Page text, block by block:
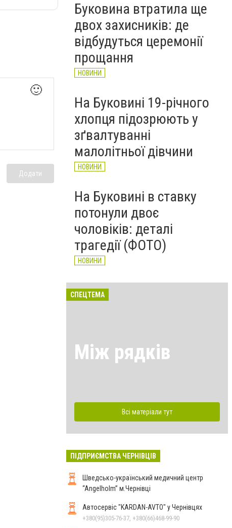
🙂
Додати
Буковина втратила ще
двох захисників: де
відбудуться церемонії
прощання
НОВИНИ
На Буковині 19-річного
хлопця підозрюють у
зґвалтуванні
малолітньої дівчини
НОВИНИ
На Буковині в ставку
потонули двоє
чоловіків: деталі
трагедії (ФОТО)
НОВИНИ
СПЕЦТЕМА
Між рядків
Всі матеріали тут
ПІДПРИЄМСТВА ЧЕРНІВЦІВ
Шведсько-український медичний центр
“Angelholm” м.Чернівці
Автосервіс "KARDAN-AVTO" у Чернівцях
+380(95)305-76-37, +380(66)468-99-90